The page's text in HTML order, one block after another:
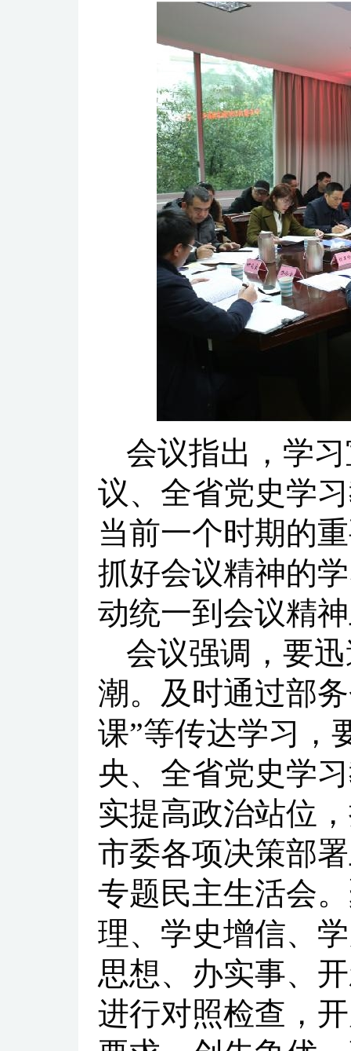
会议指出，学
议、全省党史学
当前一个时期的
抓好会议精神的
动统一到会议精
会议强调，要
潮。及时通过部
课”等传达学习，
央、全省党史学
实提高政治站位
市委各项决策部
专题民主生活会
理、学史增信、
思想、办实事、
进行对照检查，